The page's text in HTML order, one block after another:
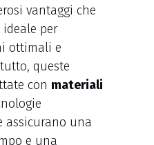
vantaggi che
per
ottimali e
queste
con materiali
assicurano una
e una